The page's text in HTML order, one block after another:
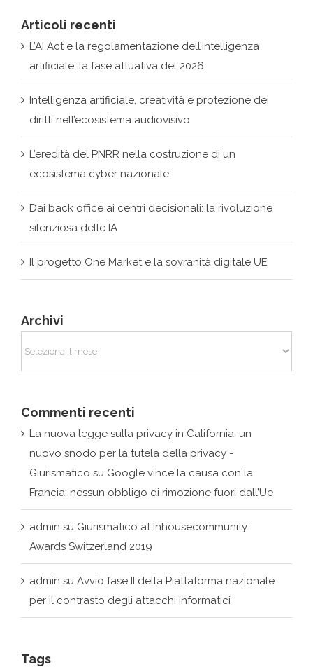
Articoli recenti
L’AI Act e la regolamentazione dell’intelligenza
artificiale: la fase attuativa del 2026
Intelligenza artificiale, creatività e protezione dei
diritti nell’ecosistema audiovisivo
L’eredità del PNRR nella costruzione di un
ecosistema cyber nazionale
Dai back office ai centri decisionali: la rivoluzione
silenziosa delle IA
Il progetto One Market e la sovranità digitale UE
Archivi
Commenti recenti
La nuova legge sulla privacy in California: un
nuovo snodo per la tutela della privacy -
Giurismatico su Google vince la causa con la
Francia: nessun obbligo di rimozione fuori dall’Ue
admin su Giurismatico at Inhousecommunity
Awards Switzerland 2019
admin su Avvio fase II della Piattaforma nazionale
per il contrasto degli attacchi informatici
Tags